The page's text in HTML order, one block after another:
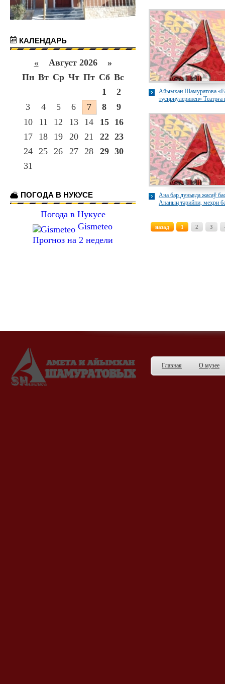
КАЛЕНДАРЬ
« Август 2026 »
Пн Вт Ср Чт Пт Сб Вс
1
2
3
4 5 6 7 8
9
10
11 12 13 14 15
16
17
18 19 20 21 22 23
24
25 26 27 28 29 30
31
ПОГОДА В НУКУСЕ
Погода в Нукусе
Gismeteo
Прогноз на 2 недели
Айымхан Шамуратова
түсириӯлеринен» Театрға
Ана бар дуньяда жасаў
Ананың тәрийпи, меҳри
назад 1 2 3
Главная О музее